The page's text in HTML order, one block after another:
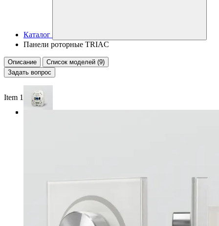
Каталог
Панели роторные TRIAC
Описание
Список моделей (9)
Задать вопрос
Item 1 of 4